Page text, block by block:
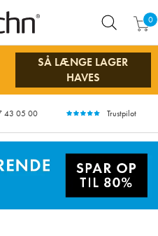
0
SÅ LÆNGE LAGER
HAVES
43 05 00 Trustpilot